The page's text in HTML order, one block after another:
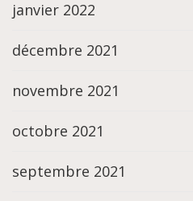
janvier 2022
décembre 2021
novembre 2021
octobre 2021
septembre 2021